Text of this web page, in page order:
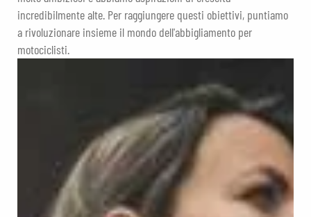
incredibilmente alte. Per raggiungere questi obiettivi, puntiamo
a rivoluzionare insieme il mondo dell'abbigliamento per
motociclisti.